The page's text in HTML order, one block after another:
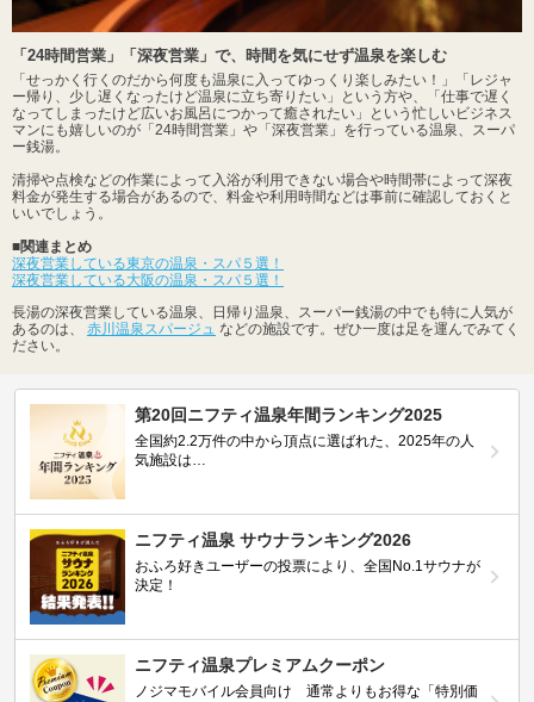
「24時間営業」「深夜営業」で、時間を気にせず温泉を楽しむ
「せっかく行くのだから何度も温泉に入ってゆっくり楽しみたい！」「レジャ
ー帰り、少し遅くなったけど温泉に立ち寄りたい」という方や、「仕事で遅く
なってしまったけど広いお風呂につかって癒されたい」という忙しいビジネス
マンにも嬉しいのが「24時間営業」や「深夜営業」を行っている温泉、スーパ
ー銭湯。
清掃や点検などの作業によって入浴が利用できない場合や時間帯によって深夜
料金が発生する場合があるので、料金や利用時間などは事前に確認しておくと
いいでしょう。
■関連まとめ
深夜営業している東京の温泉・スパ５選！
深夜営業している大阪の温泉・スパ５選！
長湯の深夜営業している温泉、日帰り温泉、スーパー銭湯の中でも特に人気が
あるのは、 赤川温泉スパージュ などの施設です。ぜひ一度は足を運んでみてく
ださい。
第20回ニフティ温泉年間ランキング2025
全国約2.2万件の中から頂点に選ばれた、2025年の人
気施設は…
ニフティ温泉 サウナランキング2026
おふろ好きユーザーの投票により、全国No.1サウナが
決定！
ニフティ温泉プレミアムクーポン
ノジマモバイル会員向け 通常よりもお得な「特別価